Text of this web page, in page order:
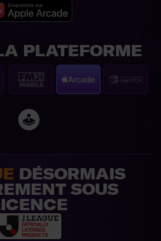
PLATEFORME
DÉSORMAIS
SOUS